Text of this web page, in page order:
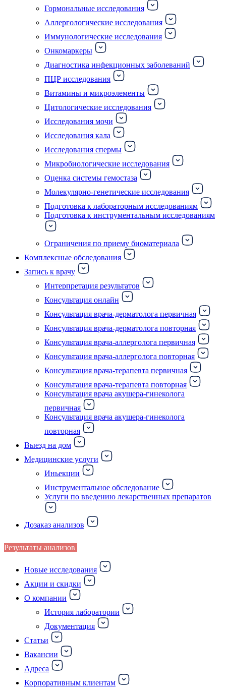
Гормональные исследования
Аллергологические исследования
Иммунологические исследования
Онкомаркеры
Диагностика инфекционных заболеваний
ПЦР исследования
Витамины и микроэлементы
Цитологические исследования
Исследования мочи
Исследования кала
Исследования спермы
Микробиологические исследования
Оценка системы гемостаза
Молекулярно-генетические исследования
Подготовка к лабораторным исследованиям
Подготовка к инструментальным исследованиям
Ограничения по приему биоматериала
Комплексные обследования
Запись к врачу
Интерпретация результатов
Консультация онлайн
Консультация врача-дерматолога первичная
Консультация врача-дерматолога повторная
Консультация врача-аллерголога первичная
Консультация врача-аллерголога повторная
Консультация врача-терапевта первичная
Консультация врача-терапевта повторная
Консультация врача акушера-гинеколога
первичная
Консультация врача акушера-гинеколога
повторная
Выезд на дом
Медицинские услуги
Иньекции
Инструментальное обследование
Услуги по введению лекарственных препаратов
Дозаказ анализов
Результаты анализов
Новые исследования
Акции и скидки
О компании
История лаборатории
Документация
Статьи
Вакансии
Адреса
Корпоративным клиентам